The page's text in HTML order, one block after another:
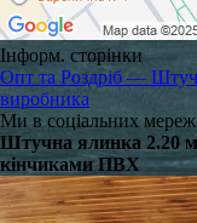
Інформ. сторінки
Опт та Роздріб —
виробника
Ми в соціальних
Штучна ялинка 2.20
кінчиками ПВХ